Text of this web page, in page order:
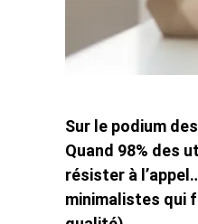
Sur le podium
Quand 98% des
résister à
minimalistes qui